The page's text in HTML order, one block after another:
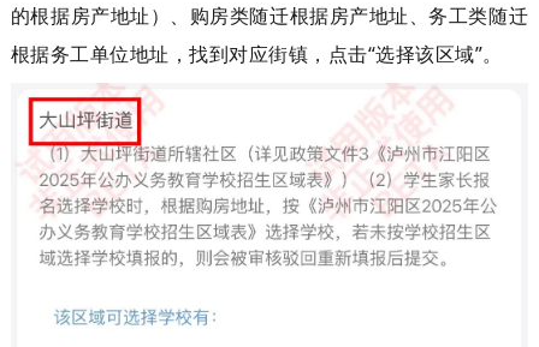
的根据房产地址）、购房类随迁根据房产地址、务工类随迁
根据务工单位地址，找到对应街镇 ，点击“选择该区域”。